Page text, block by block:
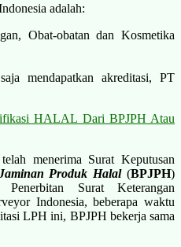
adalah:
Obat-obatan dan Kosmetika
mendapatkan akreditasi, PT
HALAL Dari BPJPH Atau
menerima Surat Keputusan
Produk Halal(BPJPH)
Surat Keterangan
Indonesia, beberapa waktu
LPH ini, BPJPH bekerja sama